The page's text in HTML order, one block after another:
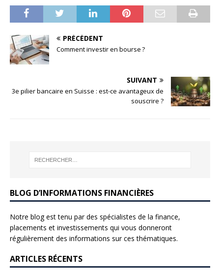
PRÉCÉDENT
Comment investir en bourse ?
SUIVANT
3e pilier bancaire en Suisse : est-ce avantageux de
souscrire ?
BLOG D’INFORMATIONS FINANCIÈRES
Notre blog est tenu par des spécialistes de la finance,
placements et investissements qui vous donneront
régulièrement des informations sur ces thématiques.
ARTICLES RÉCENTS